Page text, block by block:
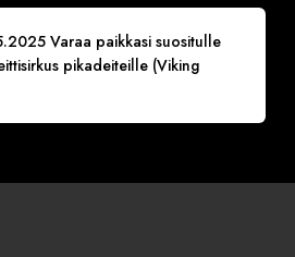
Varaa paikkasi suositulle
pikadeiteille (Viking